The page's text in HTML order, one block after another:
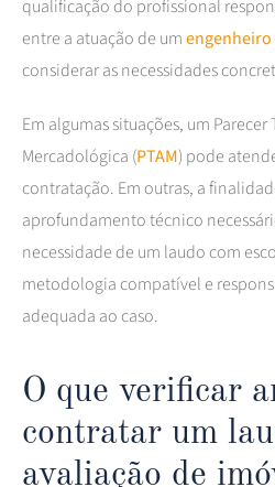
qualificação do profissional
entre a atuação de um
considerar as necessidades
Em algumas situações, um
Mercadológica (PTAM) pode
contratação. Em outras, a
aprofundamento técnico
necessidade de um laudo com
metodologia compatível e
adequada ao caso.
O que verificar
contratar um
avaliação de